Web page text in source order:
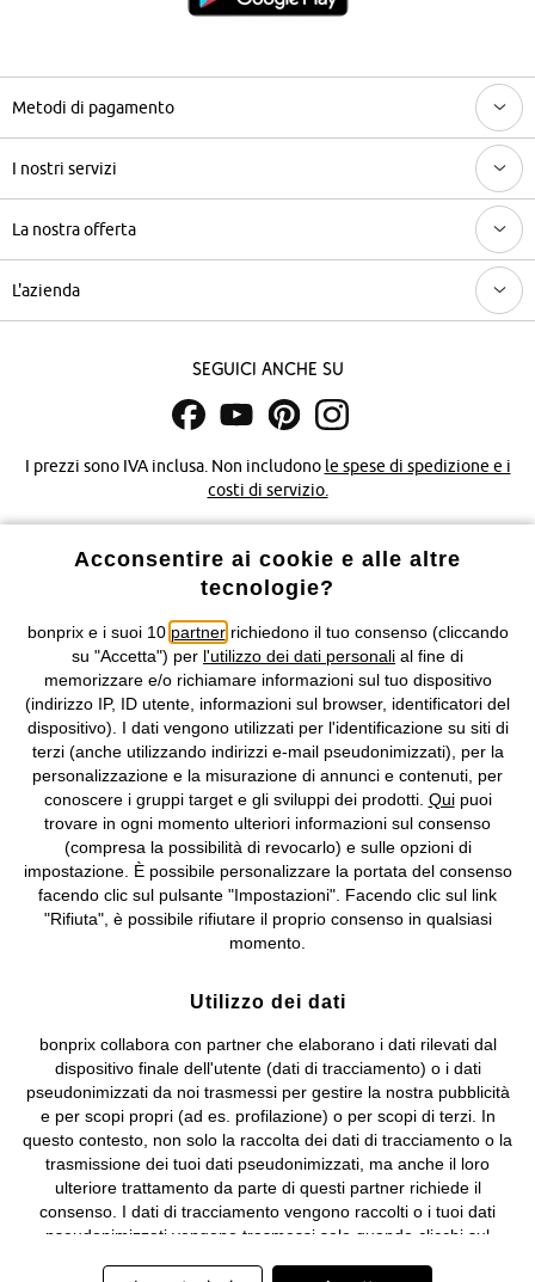
Metodi di pagamento
I nostri servizi
La nostra offerta
L'azienda
Seguici anche su
I prezzi sono IVA inclusa. Non includono le spese di spedizione e i
costi di servizio.
Condizioni di vendita Accessibilità
Informazioni legali Diritto di recesso
© 2026 bonprix.Tutti i diritti riservati.
bonprix S.r.l. con socio unico, sede legale: via Adua 33 - 13855
Valdengo (BI) C.F. 01510910027 - P.I. 01939830020, Reg. Imprese di
Biella n. 01510910027, R.E.A. BI - 171345, N. Reg. Pile:
IT09060P00000858, N. Reg. AEE: IT08020000002105 Capitale
Sociale: euro 1.000.000 i.v, Società soggetta all'attività di direzione
e coordinamento di bonprix Beteiligungs -Verwaltungsgesellschaft
mbH.
Acconsentire ai cookie e alle altre
tecnologie?
bonprix e i suoi 10 partnerrichiedono il tuo consenso (cliccando
su "Accetta") per l'utilizzo dei dati personali al fine di
memorizzare e/o richiamare informazioni sul tuo dispositivo
(indirizzo IP, ID utente, informazioni sul browser, identificatori del
dispositivo). I dati vengono utilizzati per l'identificazione su siti di
terzi (anche utilizzando indirizzi e-mail pseudonimizzati), per la
personalizzazione e la misurazione di annunci e contenuti, per
conoscere i gruppi target e gli sviluppi dei prodotti. Quipuoi
trovare in ogni momento ulteriori informazioni sul consenso
(compresa la possibilità di revocarlo) e sulle opzioni di
impostazione. È possibile personalizzare la portata del consenso
facendo clic sul pulsante "Impostazioni". Facendo clic sul link
"Rifiuta", è possibile rifiutare il proprio consenso in qualsiasi
momento.
Utilizzo dei dati
bonprix collabora con partner che elaborano i dati rilevati dal
dispositivo finale dell'utente (dati di tracciamento) o i dati
pseudonimizzati da noi trasmessi per gestire la nostra pubblicità
e per scopi propri (ad es. profilazione) o per scopi di terzi. In
questo contesto, non solo la raccolta dei dati di tracciamento o la
trasmissione dei tuoi dati pseudonimizzati, ma anche il loro
ulteriore trattamento da parte di questi partner richiede il
consenso. I dati di tracciamento vengono raccolti o i tuoi dati
pseudonimizzati vengono trasmessi solo quando clicchi sul